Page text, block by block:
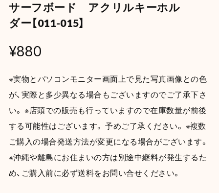
サーフボード アクリルキーホル
ダー【011-015】
¥880
※実物とパソコンモニター画面上で見た写真画像との色
が、実際と多少異なる場合もございますのでご了承下さ
い。 ※店頭での販売も行っていますので在庫数量が前後
する可能性はございます。 予めご了承ください。 ※複数
ご購入の場合発送方法が変更になる場合がございます。
※沖縄や離島にお住まいの方は別途中継料が発生するた
め、ご購入前に必ず送料をお問い合せください。